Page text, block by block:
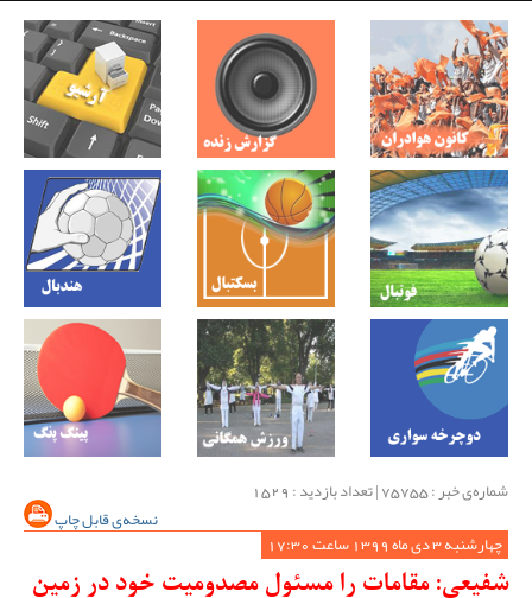
شماره‌ی خبر : ‌75755 | تعداد بازدید : 1529
نسخه‌ی قابل چاپ
چهارشنبه 3 دی ماه 1399 ساعت 17:30
شفیعی: مقامات را مسئول مصدومیت خود در زمین